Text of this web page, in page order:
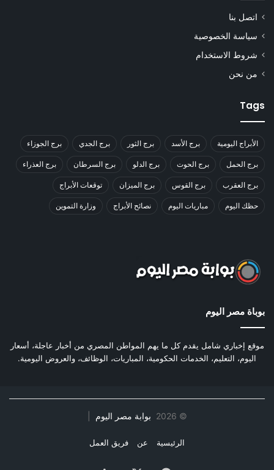
اتصل بنا
سياسة الخصوصية
شروط الاستخدام
من نحن
Tags
الأبراج اليومية برج الأسد برج الثور برج الجدي برج الجوزاء
برج الحمل برج الحوت برج الدلو برج السرطان برج العذراء
برج العقرب برج القوس برج الميزان توقعات الأبراج
حظك اليوم مباريات اليوم نصائح الأبراج وزارة التموين
بوباة مصر اليوم
موقع إخباري شامل يقدم كل ما يهم المواطن المصري من أخبار عاجلة، أسعار
اليوم، التعليم، الخدمات الحكومية، المباريات، الوظائف، والعروض اليومية.
©
2026 بوابة مصر اليوم
الرئيسية عن فريق العمل